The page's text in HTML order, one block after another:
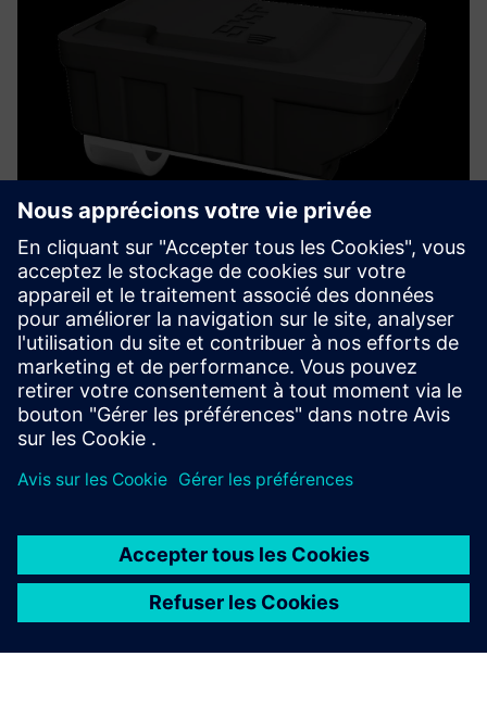
Insight Rail
Insight Rail : système de surveillance sans fil des essieux,
facile à installer et à mettre à niveau.
En savoir plus